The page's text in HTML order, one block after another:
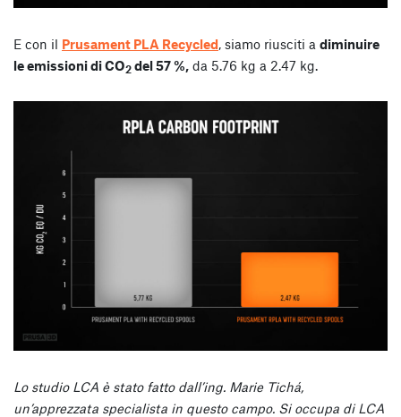
E con il Prusament PLA Recycled, siamo riusciti a diminuire
le emissioni di CO2 del 57 %, da 5.76 kg a 2.47 kg.
Lo studio LCA è stato fatto dall’ing. Marie Tichá,
un’apprezzata specialista in questo campo. Si occupa di LCA